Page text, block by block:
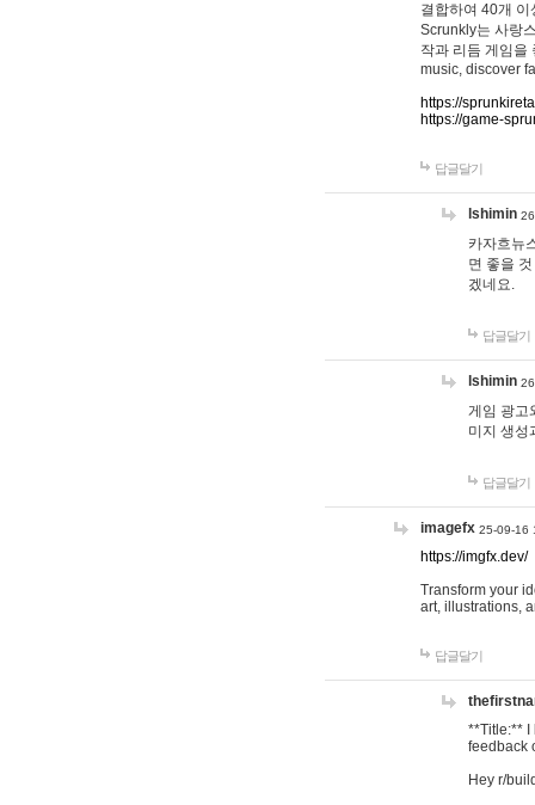
결합하여 40개
Scrunkly는 사랑
작과 리듬 게임을
music, discover
https://
https://game-
답글달기
lshimin
카자흐뉴
면 좋을
겠네요.
답글달기
lshimin
게임 광고
미지 생성
답글달기
imagefx 25-09-16
https://imgfx.dev/
Transform your
art, illustrations,
답글달기
**Title:** I
feedback
Hey r/